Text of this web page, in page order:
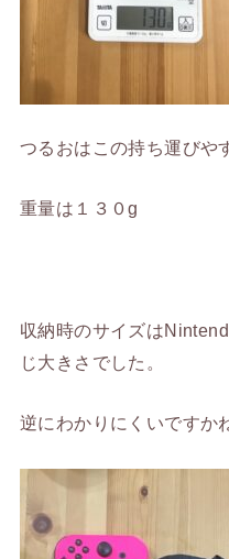
つるおはこの持ち運びや
重量は１３０g
収納時のサイズは
じ大きさでした。
逆にわかりにくいですか